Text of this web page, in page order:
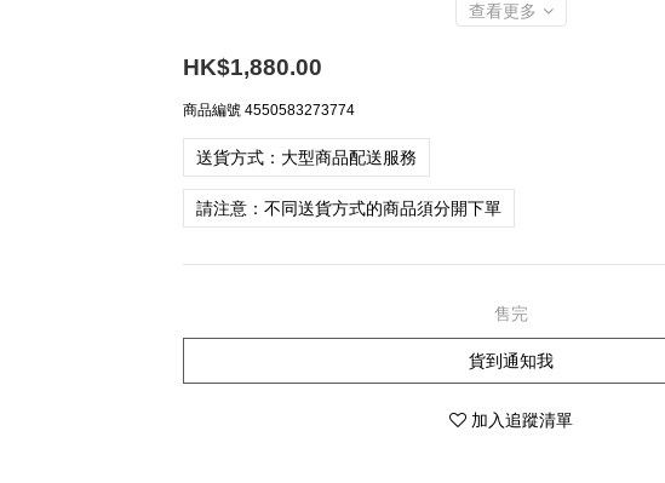
查看更多
HK$1,880.00
商品編號 4550583273774
送貨方式：大型商品配送服務
請注意：不同送貨方式的商品須分開下單
售完
貨到通知我
加入追蹤清單